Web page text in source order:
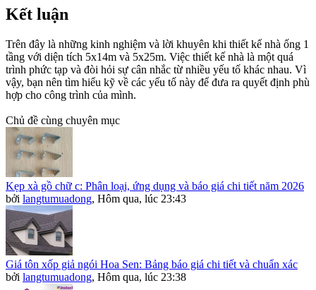
Kết luận​
Trên đây là những kinh nghiệm và lời khuyên khi thiết kế nhà ống 1
tầng với diện tích 5x14m và 5x25m. Việc thiết kế nhà là một quá
trình phức tạp và đòi hỏi sự cân nhắc từ nhiều yếu tố khác nhau. Vì
vậy, bạn nên tìm hiểu kỹ về các yếu tố này để đưa ra quyết định phù
hợp cho công trình của mình.
Chủ đề cùng chuyên mục
Kẹp xà gồ chữ c: Phân loại, ứng dụng và báo giá chi tiết năm 2026
bởi langtumuadong, Hôm qua, lúc 23:43
Giá tôn xốp giả ngói Hoa Sen: Bảng báo giá chi tiết và chuẩn xác
bởi langtumuadong, Hôm qua, lúc 23:38